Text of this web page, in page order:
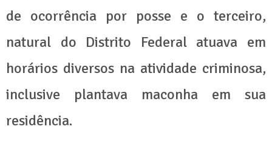
de ocorrência por posse e o terceiro,
natural do Distrito Federal atuava em
horários diversos na atividade criminosa,
inclusive plantava maconha em sua
residência.